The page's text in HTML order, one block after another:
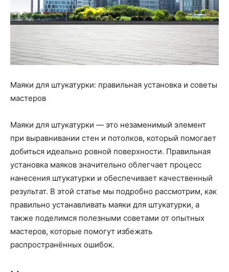
Маяки для штукатурки: правильная установка и советы
мастеров
Маяки для штукатурки — это незаменимый элемент
при выравнивании стен и потолков, который помогает
добиться идеально ровной поверхности. Правильная
установка маяков значительно облегчает процесс
нанесения штукатурки и обеспечивает качественный
результат. В этой статье мы подробно рассмотрим, как
правильно устанавливать маяки для штукатурки, а
также поделимся полезными советами от опытных
мастеров, которые помогут избежать
распространённых ошибок.